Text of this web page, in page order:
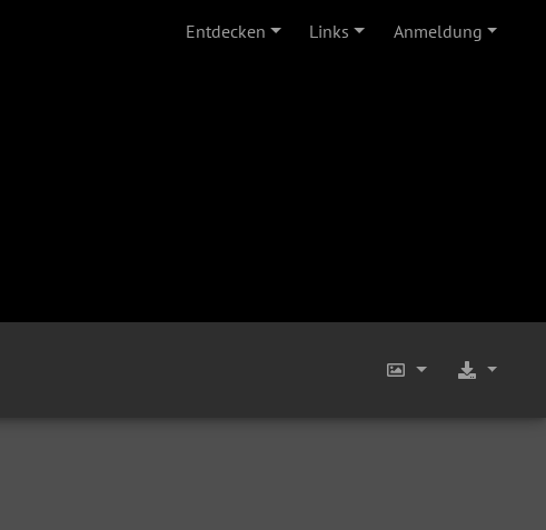
Entdecken Links Anmeldung